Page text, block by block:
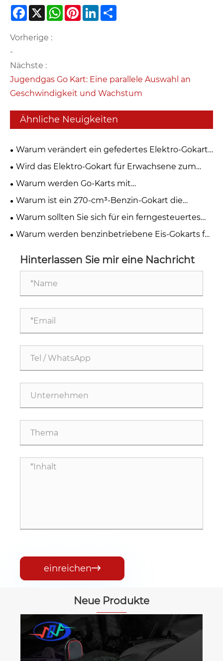
Facebook
X WhatsApp
PinterestLinkedIn
Vorherige :
-
Nächste :
Jugendgas Go Kart: Eine parallele Auswahl an
Geschwindigkeit und Wachstum
Ähnliche Neuigkeiten
Warum verändert ein gefedertes Elektro-Gokart
die Zukunft des Freizeitfahrens?
Wird das Elektro-Gokart für Erwachsene zum
nächsten globalen Mobilitätstrend?
Warum werden Go-Karts mit
Magnesiumlegierungsrädern zur ersten Wahl für
Warum ist ein 270-cm³-Benzin-Gokart die
ultimative Wahl für Offroad-Abenteuer?
Warum sollten Sie sich für ein ferngesteuertes
Elektro-Gokart für modernen Fahrspaß
Warum werden benzinbetriebene Eis-Gokarts für
Hinterlassen Sie mir eine Nachricht
einreichen
Neue Produkte